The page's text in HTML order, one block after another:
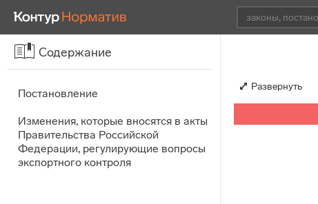
Содержание
Постановление
Изменения, которые вносятся в акты
Правительства Российской
Федерации, регулирующие вопросы
экспортного контроля
Развернуть